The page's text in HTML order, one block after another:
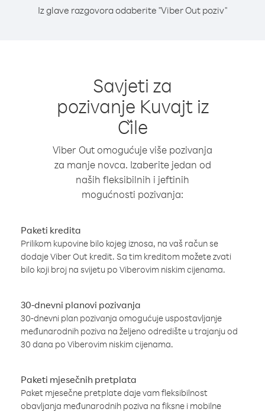
Iz glave razgovora odaberite "Viber Out poziv"
Savjeti za
pozivanje Kuvajt iz
Čile
Viber Out omogućuje više pozivanja
za manje novca. Izaberite jedan od
naših fleksibilnih i jeftinih
mogućnosti pozivanja:
Paketi kredita
Prilikom kupovine bilo kojeg iznosa, na vaš račun se
dodaje Viber Out kredit. Sa tim kreditom možete zvati
bilo koji broj na svijetu po Viberovim niskim cijenama.
30-dnevni planovi pozivanja
30-dnevni plan pozivanja omogućuje uspostavljanje
međunarodnih poziva na željeno odredište u trajanju od
30 dana po Viberovim niskim cijenama.
Paketi mjesečnih pretplata
Paket mjesečne pretplate daje vam fleksibilnost
obavljanja međunarodnih poziva na fiksne i mobilne